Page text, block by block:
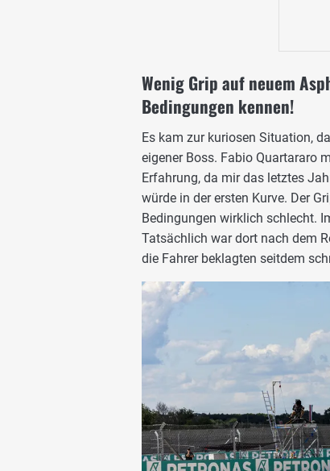
Wenig Grip auf neuem
Bedingungen kennen!
Es kam zur kuriosen Situation,
eigener Boss. Fabio Quartararo
Erfahrung, da mir das letztes
würde in der ersten Kurve. Der
Bedingungen wirklich schlecht.
Tatsächlich war dort nach dem
die Fahrer beklagten seitdem